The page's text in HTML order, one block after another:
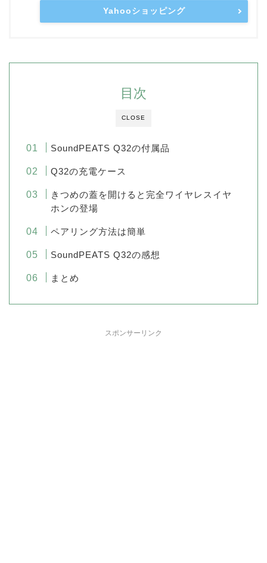
Yahooショッピング
CLOSE
目次
SoundPEATS Q32の付属品
Q32の充電ケース
きつめの蓋を開けると完全ワイヤレスイヤ
ホンの登場
ペアリング方法は簡単
SoundPEATS Q32の感想
まとめ
スポンサーリンク